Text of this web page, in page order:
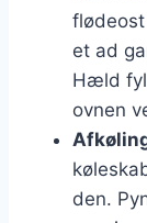
et ad
Hæld
ovnen
den.